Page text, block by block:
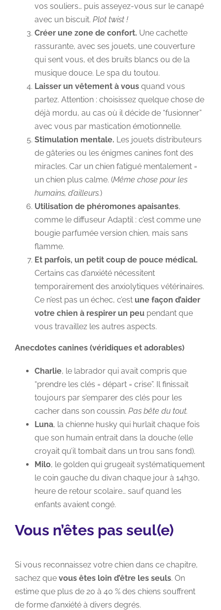
vos souliers… puis asseyez-vous sur le canapé
avec un biscuit. Plot twist !
Créer une zone de confort. Une cachette
rassurante, avec ses jouets, une couverture
qui sent vous, et des bruits blancs ou de la
musique douce. Le spa du toutou.
Laisser un vêtement à vous quand vous
partez. Attention : choisissez quelque chose de
déjà mordu, au cas où il décide de “fusionner”
avec vous par mastication émotionnelle.
Stimulation mentale. Les jouets distributeurs
de gâteries ou les énigmes canines font des
miracles. Car un chien fatigué mentalement =
un chien plus calme. (Même chose pour les
humains, d’ailleurs.)
Utilisation de phéromones apaisantes,
comme le diffuseur Adaptil : c’est comme une
bougie parfumée version chien, mais sans
flamme.
Et parfois, un petit coup de pouce médical.
Certains cas d’anxiété nécessitent
temporairement des anxiolytiques vétérinaires.
Ce n’est pas un échec, c’est une façon d’aider
votre chien à respirer un peu pendant que
vous travaillez les autres aspects.
Anecdotes canines (véridiques et adorables)
Charlie, le labrador qui avait compris que
“prendre les clés = départ = crise”. Il finissait
toujours par s’emparer des clés pour les
cacher dans son coussin. Pas bête du tout.
Luna, la chienne husky qui hurlait chaque fois
que son humain entrait dans la douche (elle
croyait qu’il tombait dans un trou sans fond).
Milo, le golden qui grugeait systématiquement
le coin gauche du divan chaque jour à 14h30,
heure de retour scolaire… sauf quand les
enfants avaient congé.
Vous n’êtes pas seul(e)
Si vous reconnaissez votre chien dans ce chapitre,
sachez que vous êtes loin d’être les seuls. On
estime que plus de 20 à 40 % des chiens souffrent
de forme d’anxiété à divers degrés.